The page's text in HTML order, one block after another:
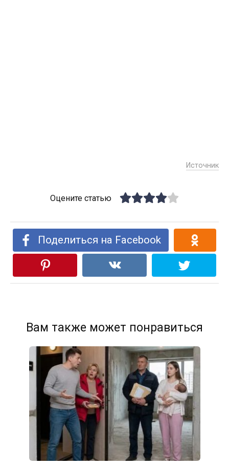
Источник
Оцените статью
Поделиться на Facebook
Вам также может понравиться